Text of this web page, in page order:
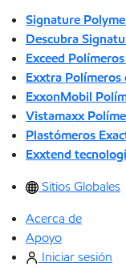
Signature
Descubra
Exceed
Exxtra
ExxonMobil
Vistamaxx
Plastómeros
Exxtend
Sitios Globales
Acerca de
Apoyo
Iniciar sesión